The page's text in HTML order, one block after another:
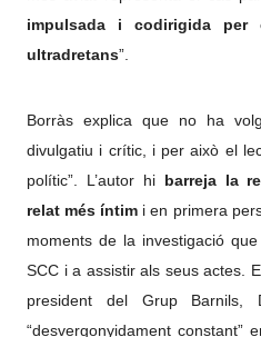
impulsada i codirigida per
ultradretans”.
Borràs explica que no ha
divulgatiu i crític, i per això el
polític”. L’autor hi barreja la
relat més íntim i en primera
moments de la investigació
SCC i a assistir als seus actes.
president del Grup
“desvergonyidament constant”